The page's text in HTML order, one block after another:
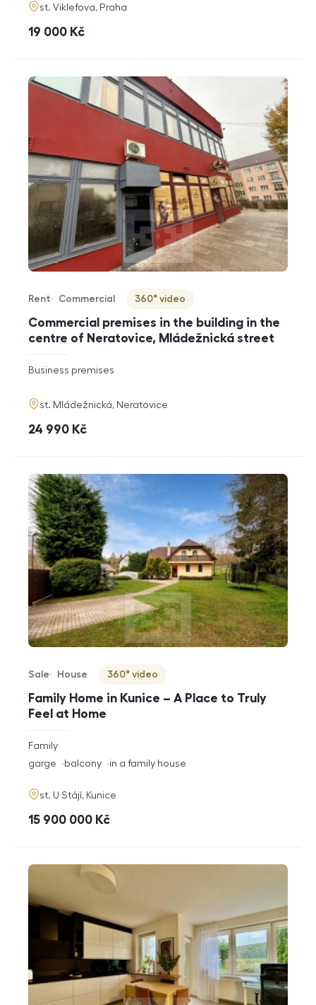
adresa
st. Viklefova, Praha
cena
19 000 Kč
Commercial premises in the building in the
centre of Neratovice, Mládežnická street
Offer type
Rent
Property type
Commercial
Virtuální prohlídka
360° video
rozměry
disposition
Business premises
adresa
st. Mládežnická, Neratovice
cena
24 990 Kč
Family Home in Kunice – A Place to Truly
Feel at Home
Offer type
Sale
Property type
House
Virtuální prohlídka
360° video
rozměry
disposition
Family
funkce
garge balcony in a family house
adresa
st. U Stájí, Kunice
cena
15 900 000 Kč